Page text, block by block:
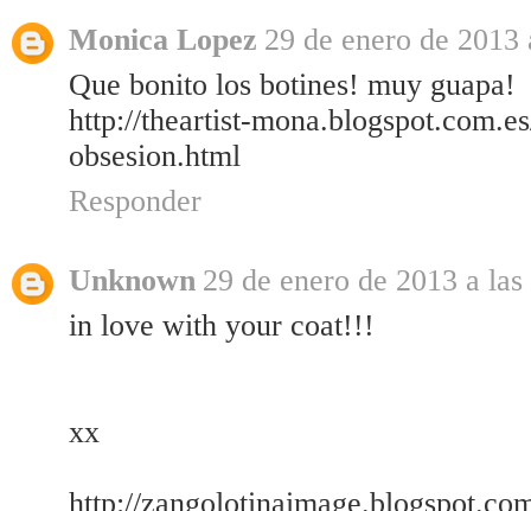
Monica Lopez 29 de enero de 2013
Que bonito los botines! muy guapa!
http://theartist-
obsesion.html
Responder
Unknown 29 de enero de 2013 a las
in love with your coat!!!
xx
http://